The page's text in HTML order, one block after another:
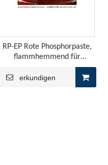
in Flammschutzmitteln
RP-EP Rote Phosphorpaste,
flammhemmend für
erkundigen